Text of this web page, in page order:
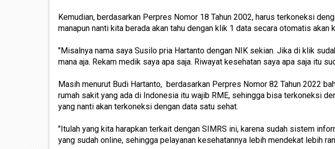
Kemudian, berdasarkan Perpres Nomor 18 Tahun 2002, harus terkoneksi
manapun nanti kita berada akan tahu dengan klik 1 data secara otomatis akan
"Misalnya nama saya Susilo pria Hartanto dengan NIK sekian. Jika di klik
mana aja. Rekam medik saya apa saja. Riwayat kesehatan saya apa saja itu
Masih menurut Budi Hartanto, berdasarkan Perpres Nomor 82 Tahun 2022
rumah sakit yang ada di Indonesia itu wajib RME, sehingga bisa terkoneksi
yang nanti akan terkoneksi dengan data satu sehat.
"Itulah yang kita harapkan terkait dengan SIMRS ini, karena sudah sistem
yang sudah online, sehingga pelayanan kesehatannya lebih mendekat lebih